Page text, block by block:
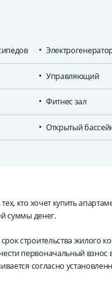
Управляющий
Фитнес зал
Открытый
кто хочет купить
суммы денег.
строительства жилого
первоначальный взнос
согласно